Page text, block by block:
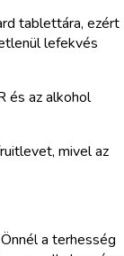
tablettára, ezért
lefekvés
és az alkohol
mivel az
a terhesség